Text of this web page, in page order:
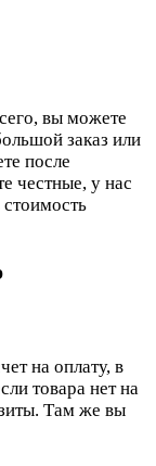
вы можете
заказ или
после
честные, у нас
на оплату, в
товара нет на
Там же вы